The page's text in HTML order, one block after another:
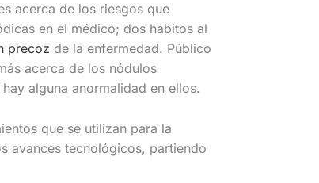
acerca de los riesgos que
en el médico; dos hábitos al
precoz de la enfermedad. Público
acerca de los nódulos
alguna anormalidad en ellos.
que se utilizan para la
avances tecnológicos, partiendo